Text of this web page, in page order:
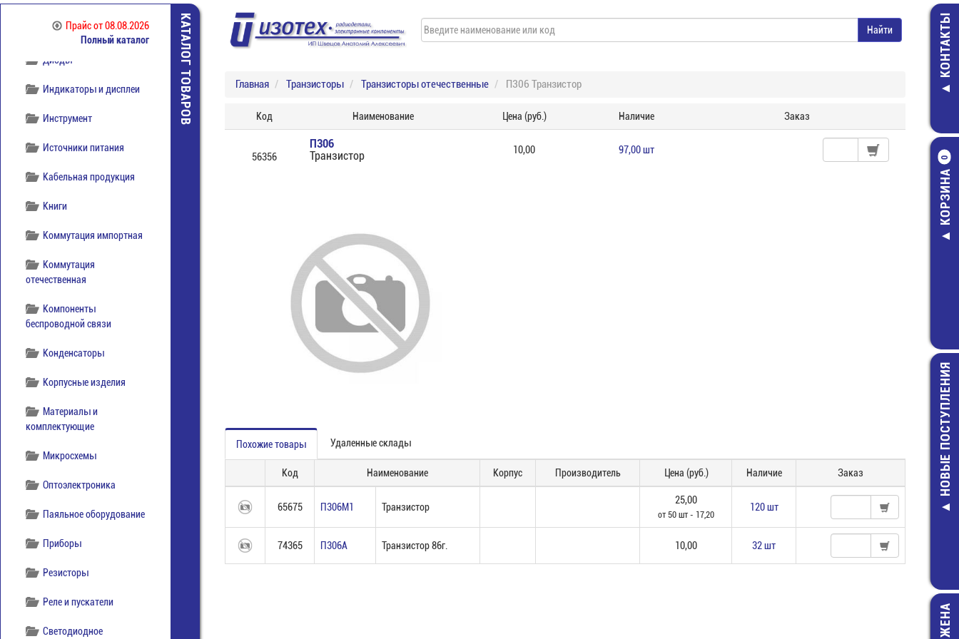
Прайсот 08.08.2026
Полный каталог
Диоды
Индикаторы и дисплеи
Инструмент
Источники питания
Кабельная продукция
Книги
Коммутация импортная
Коммутация
отечественная
Компоненты
беспроводной связи
Конденсаторы
Корпусные изделия
Материалы и
комплектующие
Микросхемы
Оптоэлектроника
Паяльное оборудование
Приборы
Резисторы
Реле и пускатели
Светодиодное
КАТАЛОГ ТОВАРОВ КОНТАКТЫ
КОРЗИНА
0
светодиода
5010
НОВЫЕ ПОСТУПЛЕНИЯ
Главная Транзисторы Транзисторы отечественные П306 Транзистор
Код Наименование Цена (руб.) Наличие Заказ
56356
П306
Транзистор
10,00 97,00 шт
Похожие товары Удаленные склады
Код Наименование Корпус Производитель Цена (руб.) Наличие Заказ
65675 П306М1 Транзистор
25,00
от 50 шт - 17,20
120 шт
74365 П306А Транзистор 86г. 10,00 32 шт